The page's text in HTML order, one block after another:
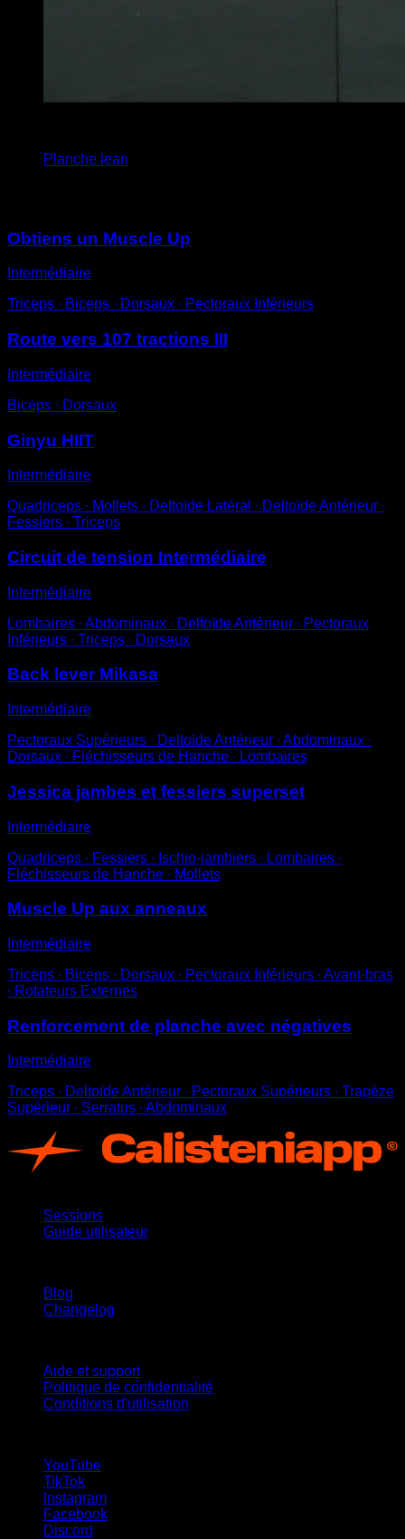
Planche lean
Obtiens un Muscle Up
Intermédiaire
Triceps ∙ Biceps ∙ Dorsaux ∙ Pectoraux Inférieurs
Route vers 107 tractions III
Intermédiaire
Biceps ∙ Dorsaux
Ginyu HIIT
Intermédiaire
Quadriceps ∙ Mollets ∙ Deltoïde Latéral ∙ Deltoïde Antérieur ∙
Fessiers ∙ Triceps
Circuit de tension Intermédiaire
Intermédiaire
Lombaires ∙ Abdominaux ∙ Deltoïde Antérieur ∙ Pectoraux
Inférieurs ∙ Triceps ∙ Dorsaux
Back lever Mikasa
Intermédiaire
Pectoraux Supérieurs ∙ Deltoïde Antérieur ∙ Abdominaux ∙
Dorsaux ∙ Fléchisseurs de Hanche ∙ Lombaires
Jessica jambes et fessiers superset
Intermédiaire
Quadriceps ∙ Fessiers ∙ Ischio-jambiers ∙ Lombaires ∙
Fléchisseurs de Hanche ∙ Mollets
Muscle Up aux anneaux
Intermédiaire
Triceps ∙ Biceps ∙ Dorsaux ∙ Pectoraux Inférieurs ∙ Avant-bras
∙ Rotateurs Externes
Renforcement de planche avec négatives
Intermédiaire
Triceps ∙ Deltoïde Antérieur ∙ Pectoraux Supérieurs ∙ Trapèze
Supérieur ∙ Serratus ∙ Abdominaux
Sessions
Guide utilisateur
Blog
Changelog
Aide et support
Politique de confidentialité
Conditions d'utilisation
YouTube
TikTok
Instagram
Facebook
Discord